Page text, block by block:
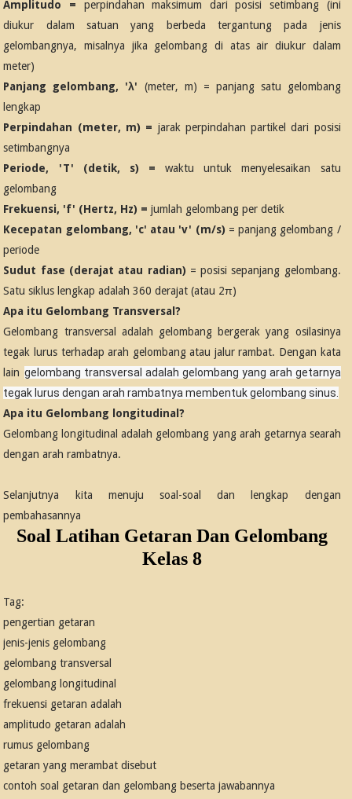
Amplitudo = perpindahan maksimum dari posisi setimbang (ini
diukur dalam satuan yang berbeda tergantung pada jenis
gelombangnya, misalnya jika gelombang di atas air diukur dalam
meter)
Panjang gelombang, 'λ' (meter, m) = panjang satu gelombang
lengkap
Perpindahan (meter, m) = jarak perpindahan partikel dari posisi
setimbangnya
Periode, 'T' (detik, s) =waktu untuk menyelesaikan satu
gelombang
Frekuensi, 'f' (Hertz, Hz) = jumlah gelombang per detik
Kecepatan gelombang, 'c' atau 'v' (m/s) = panjang gelombang /
periode
Sudut fase (derajat atau radian) = posisi sepanjang gelombang.
Satu siklus lengkap adalah 360 derajat (atau 2π)
Apa itu Gelombang Transversal?
Gelombang transversal adalah gelombang bergerak yang osilasinya
tegak lurus terhadap arah gelombang atau jalur rambat. Dengan kata
lain gelombang transversal adalah gelombang yang arah getarnya
tegak lurus dengan arah rambatnya membentuk gelombang sinus.
Apa itu Gelombang longitudinal?
Gelombang longitudinal adalah gelombang yang arah getarnya searah
dengan arah rambatnya.
Selanjutnya kita menuju soal-soal dan lengkap dengan
pembahasannya
Soal Latihan Getaran Dan Gelombang
Kelas 8
Tag:
pengertian getaran
jenis-jenis gelombang
gelombang transversal
gelombang longitudinal
frekuensi getaran adalah
amplitudo getaran adalah
rumus gelombang
getaran yang merambat disebut
contoh soal getaran dan gelombang beserta jawabannya